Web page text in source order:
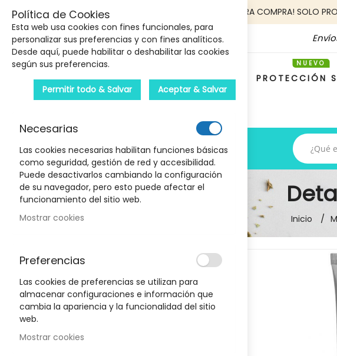
5€ DE DESCUENTO EN TU PRIMERA COMPRA! SOLO
PROTECCIÓN
PRODUCTOS
Inicio
Marcas
Oportunidad!
Política de Cookies
Esta web usa cookies con fines funcionales, para
personalizar sus preferencias y con fines analíticos.
Desde aquí, puede habilitar o deshabilitar las cookies
según sus preferencias.
Permitir todo & Salvar Aceptar & Salvar
Necesarias
Las cookies necesarias habilitan funciones básicas
como seguridad, gestión de red y accesibilidad.
Puede desactivarlos cambiando la configuración
de su navegador, pero esto puede afectar el
funcionamiento del sitio web.
Mostrar cookies
Preferencias
Las cookies de preferencias se utilizan para
almacenar configuraciones e información que
cambia la apariencia y la funcionalidad del sitio
web.
Mostrar cookies